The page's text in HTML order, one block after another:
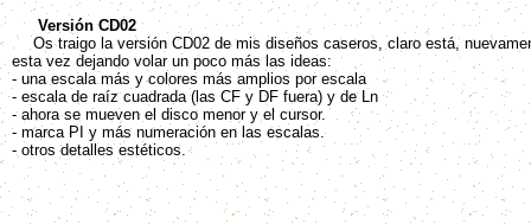
Versión CD02
Os traigo la versión CD02 de mis diseños caseros, claro está,
esta vez dejando volar un poco más las ideas:
- una escala más y colores más amplios por escala
- escala de raíz cuadrada (las CF y DF fuera) y de Ln
- ahora se mueven el disco menor y el cursor.
- marca PI y más numeración en las escalas.
- otros detalles estéticos.